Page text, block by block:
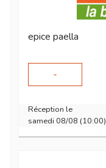
epice paella
-
Réception le
samedi 08/08 (10:00)